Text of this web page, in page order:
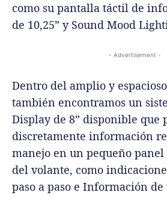
como su pantalla táctil de
de 10,25” y Sound Mood
- Advertisement -
Dentro del amplio y
también encontramos un
Display de 8” disponible que
discretamente información
manejo en un pequeño
del volante, como
paso a paso e Información